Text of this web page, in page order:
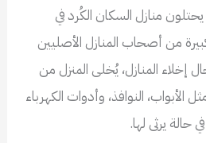
منازل السكان الكُرد في
من أصحاب المنازل الأصليين
إخلاء المنازل، يُخلى المنزل من
الأبواب، النوافذ، وأدوات الكهرباء
حالة يرثى لها.